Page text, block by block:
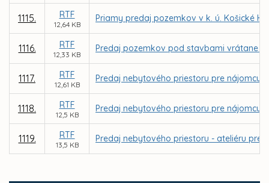
1115. RTF
12,64 KB
Priamy predaj pozemkov v k. ú. Košické
1116. RTF
12,33 KB
Predaj pozemkov pod stavbami vrátane
1117. RTF
12,61 KB
Predaj nebytového priestoru pre nájomcu
1118. RTF
12,5 KB
Predaj nebytového priestoru pre nájomcu
1119. RTF
13,5 KB
Predaj nebytového priestoru - ateliéru pre